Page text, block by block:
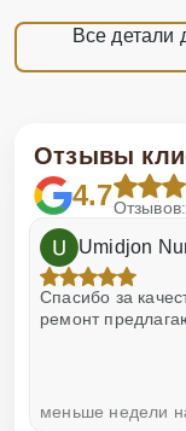
Все детали
Отзывы
4.7
Umidjon
Спасибо за
ремонт
меньше недели